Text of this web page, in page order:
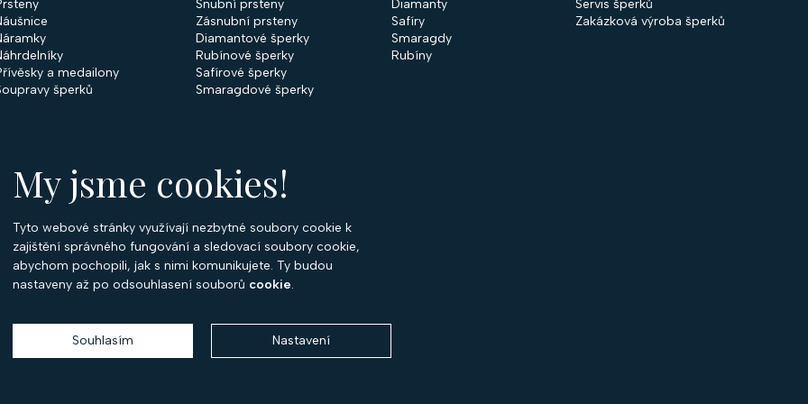
My jsme cookies!
Tyto webové stránky využívají nezbytné soubory cookie k
zajištění správného fungování a sledovací soubory cookie,
abychom pochopili, jak s nimi komunikujete. Ty budou
nastaveny až po odsouhlasení souborů cookie.
Nastavení
Souhlasím
a medailony
šperků
Snubní prsteny
Zásnubní prsteny
Diamantové šperky
Rubínové šperky
Safírové šperky
Smaragdové šperky
Diamanty
Safíry
Smaragdy
Rubíny
Servis šperků
Zakázková výroba šperků
Copyright 2026Optima Diamant. Všechna práva vyhrazena.